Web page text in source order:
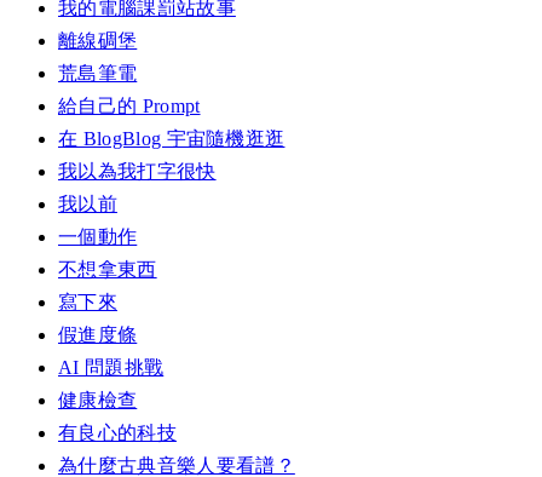
我的電腦課罰站故事
離線碉堡
荒島筆電
給自己的 Prompt
在 BlogBlog 宇宙隨機逛逛
我以為我打字很快
我以前
一個動作
不想拿東西
寫下來
假進度條
AI 問題挑戰
健康檢查
有良心的科技
為什麼古典音樂人要看譜？